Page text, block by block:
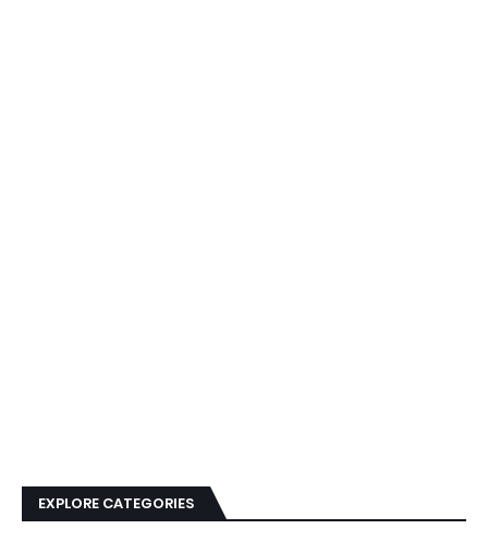
EXPLORE CATEGORIES